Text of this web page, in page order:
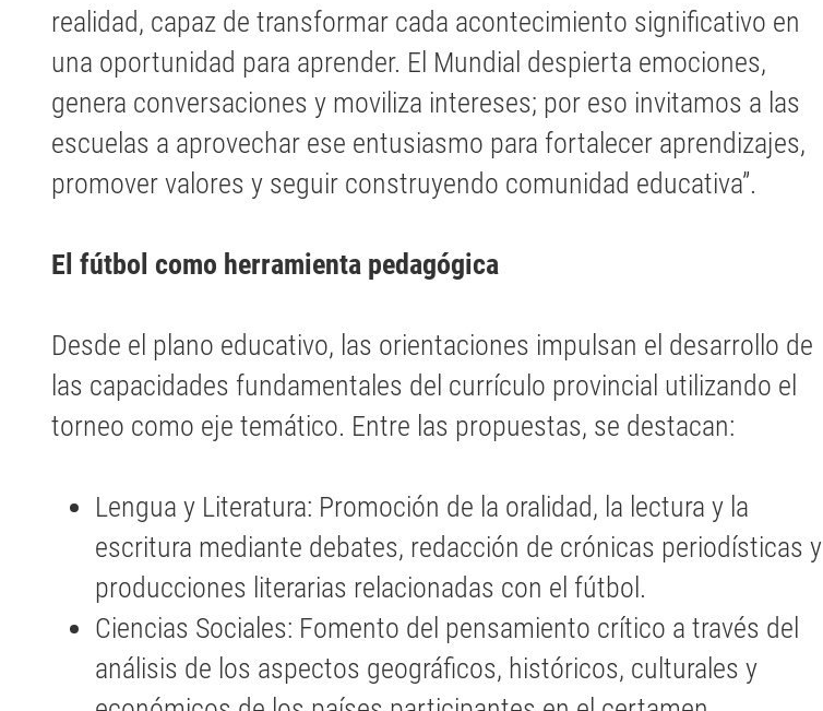
realidad, capaz de transformar cada acontecimiento significativo en
una oportunidad para aprender. El Mundial despierta emociones,
genera conversaciones y moviliza intereses; por eso invitamos a las
escuelas a aprovechar ese entusiasmo para fortalecer aprendizajes,
promover valores y seguir construyendo comunidad educativa”.
El fútbol como herramienta pedagógica
Desde el plano educativo, las orientaciones impulsan el desarrollo de
las capacidades fundamentales del currículo provincial utilizando el
torneo como eje temático. Entre las propuestas, se destacan:
Lengua y Literatura: Promoción de la oralidad, la lectura y la
escritura mediante debates, redacción de crónicas periodísticas y
producciones literarias relacionadas con el fútbol.
Ciencias Sociales: Fomento del pensamiento crítico a través del
análisis de los aspectos geográficos, históricos, culturales y